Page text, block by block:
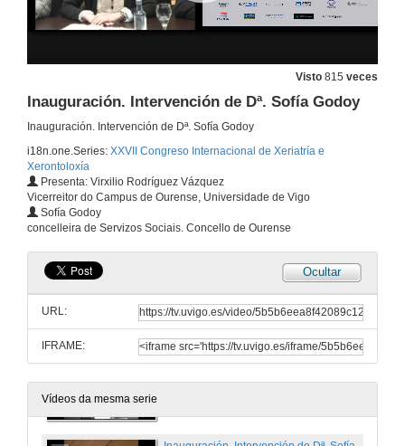
Visto 815 veces
Inauguración. Intervención de Dª. Sofía Godoy
Inauguración. Intervención de Dª. Sofía Godoy
i18n.one.Series: XXVII Congreso Internacional de Xeriatría e
Xerontoloxía
Presenta: Virxilio Rodríguez Vázquez
Vicerreitor do Campus de Ourense, Universidade de Vigo
Sofía Godoy
concelleira de Servizos Sociais. Concello de Ourense
Ocultar
URL:
IFRAME:
Vídeos da mesma serie
26 de xuño de 2015
Debate e Achegas á mesa I
26 de xuño de 2015
Inauguración. Intervención de D. Miguel Ángel Vázquez
26 de xuño de 2015
Inauguración. Intervención de D. José Carlos Millán